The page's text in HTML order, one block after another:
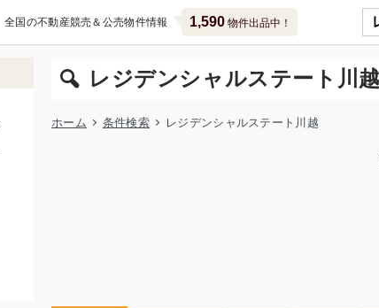
全国の不動産競売＆公売物件情報 1,590物件出品中！
レジデンシャルステート川
ホーム 条件検索 レジデンシャルステート川越